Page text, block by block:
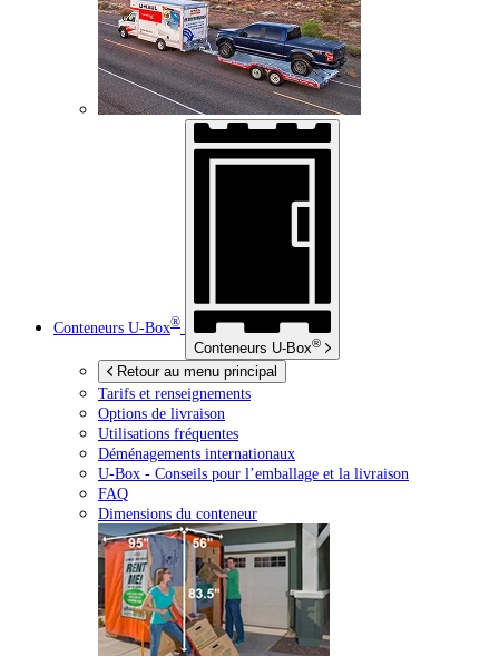
Conteneurs U-Box®
Conteneurs U-Box®
Retour au menu principal
Tarifs et renseignements
Options de livraison
Utilisations fréquentes
Déménagements internationaux
U-Box - Conseils pour l’emballage et la livraison
FAQ
Dimensions du conteneur